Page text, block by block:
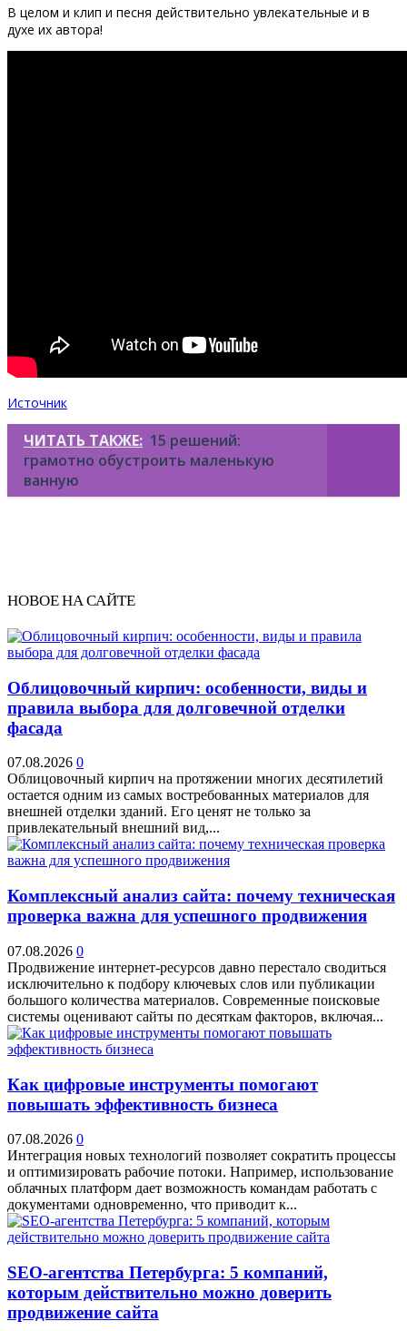
В целом и клип и песня действительно увлекательные и в
духе их автора!
Источник
ЧИТАТЬ ТАКЖЕ: 15 решений:
грамотно обустроить маленькую
ванную
НОВОЕ НА САЙТЕ
Облицовочный кирпич: особенности, виды и
правила выбора для долговечной отделки
фасада
07.08.2026 0
Облицовочный кирпич на протяжении многих десятилетий
остается одним из самых востребованных материалов для
внешней отделки зданий. Его ценят не только за
привлекательный внешний вид,...
Комплексный анализ сайта: почему техническая
проверка важна для успешного продвижения
07.08.2026 0
Продвижение интернет-ресурсов давно перестало сводиться
исключительно к подбору ключевых слов или публикации
большого количества материалов. Современные поисковые
системы оценивают сайты по десяткам факторов, включая...
Как цифровые инструменты помогают
повышать эффективность бизнеса
07.08.2026 0
Интеграция новых технологий позволяет сократить процессы
и оптимизировать рабочие потоки. Например, использование
облачных платформ дает возможность командам работать с
документами одновременно, что приводит к...
SEO-агентства Петербурга: 5 компаний,
которым действительно можно доверить
продвижение сайта